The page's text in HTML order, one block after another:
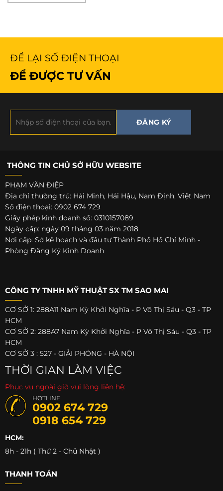
ĐỂ LẠI SỐ ĐIỆN THOẠI
ĐỂ ĐƯỢC TƯ VẤN
THÔNG TIN CHỦ SỞ HỮU WEBSITE
PHẠM VĂN ĐIỆP
Địa chỉ thường trú: Hải Minh, Hải Hậu, Nam Định, Việt Nam
Số điện thoại: 0902 674 729
Giấy phép kinh doanh số: 0310157089
Ngày cấp: ngày 09 tháng 03 năm 2018
Nơi cấp: Sở kế hoạch và đầu tư Thành Phố Hồ Chí Minh -
Phòng Đăng Ký Kinh Doanh
CÔNG TY TNHH MỸ THUẬT SX TM SAO MAI
CƠ SỞ 1: 288A11 Nam Kỳ Khởi Nghĩa - P Võ Thị Sáu - Q3 - TP
HCM
CƠ SỞ 2: 288A7 Nam Kỳ Khởi Nghĩa - P Võ Thị Sáu - Q3 - TP
HCM
CƠ SỞ 3 : 527 - GIẢI PHÓNG - HÀ NỘI
THỜI GIAN LÀM VIỆC
Phục vụ ngoài giờ vui lòng liên hệ:
HOTLINE
0902 674 729
0918 654 729
HCM:
8h - 21h ( Thứ 2 - Chủ Nhật )
THANH TOÁN